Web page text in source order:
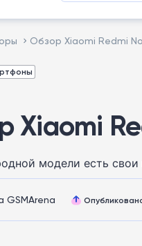
Обзор Xiaomi Redmi
Xiaomi
модели есть
GSMArena